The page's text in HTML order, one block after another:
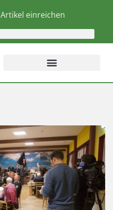
Artikel einreichen